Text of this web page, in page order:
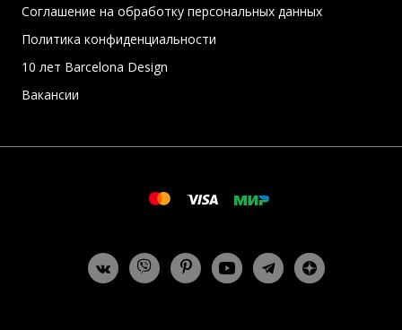
Соглашение на обработку персональных данных
Политика конфиденциальности
10 лет Barcelona Design
Вакансии